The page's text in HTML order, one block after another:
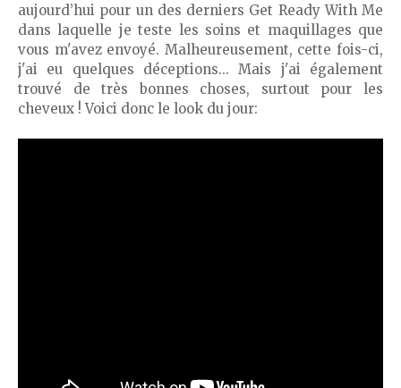
aujourd’hui pour un des derniers Get Ready With Me
dans laquelle je teste les soins et maquillages que
vous m'avez envoyé. Malheureusement, cette fois-ci,
j'ai eu quelques déceptions... Mais j'ai également
trouvé de très bonnes choses, surtout pour les
cheveux ! Voici donc le look du jour: